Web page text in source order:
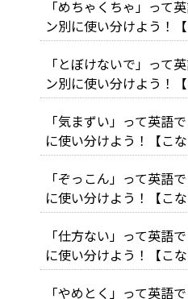
「めちゃくちゃ」って
ン別に使い分けよう！【
「とぼけないで」って
ン別に使い分けよう！【
「気まずい」って英語
に使い分けよう！【こな
「ぞっこん」って英語
に使い分けよう！【こな
「仕方ない」って英語
に使い分けよう！【こな
「やめとく」って英語